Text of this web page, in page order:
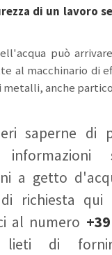
di un lavoro
può
al macchinario di
metalli, anche
saperne di
informazioni
a getto
richiesta qui
al numero
lieti di